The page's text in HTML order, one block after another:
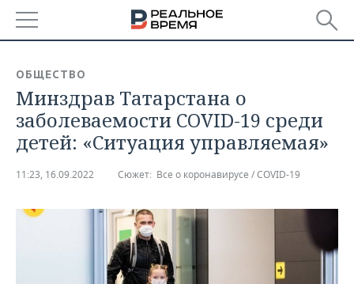
БАШКОРТОСТАН
ТАТАРСТАН
НОВОСТИ
АНАЛИТИКА
КОРОЛИ ГОСЗАКАЗА ПФО
ВУЗЫ ТАТАРСТАНА
ПРОМЫШЛЕННОСТИ
НЕДВИЖИМОСТЬ
НОВОСТИ НЕДВИЖИМОСТИ
ОБЩЕСТВО
Минздрав Татарстана о
заболеваемости COVID-19 среди
детей: «Ситуация управляемая»
11:23, 16.09.2022 Сюжет: Все о коронавирусе / COVID-19